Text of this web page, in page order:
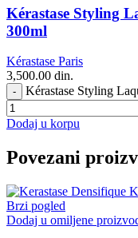
Kérastase Styling
300ml
Kérastase Paris
3,500.00 din.
Kérastase Styling
Dodaj u korpu
Povezani
Brzi pogled
Dodaj u omiljene